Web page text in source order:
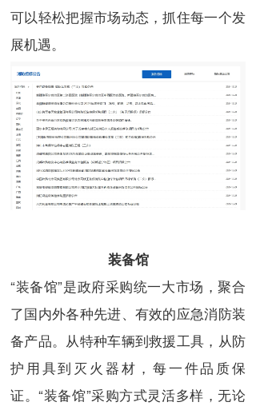
可以轻松把握市场动态，抓住每一个发
展机遇。
装备馆
“装备馆”是政府采购统一大市场，聚合
了国内外各种先进、有效的应急消防装
备产品。从特种车辆到救援工具，从防
护用具到灭火器材，每一件品质保
证。“装备馆”采购方式灵活多样，无论